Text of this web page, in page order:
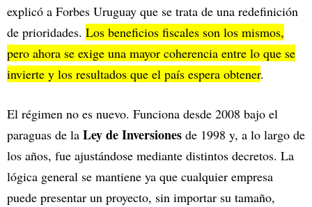
explicó a Forbes Uruguay que se trata de una redefinición
de prioridades. Los beneficios fiscales son los mismos,
pero ahora se exige una mayor coherencia entre lo que se
invierte y los resultados que el país espera obtener.
El régimen no es nuevo. Funciona desde 2008 bajo el
paraguas de la Ley de Inversiones de 1998 y, a lo largo de
los años, fue ajustándose mediante distintos decretos. La
lógica general se mantiene ya que cualquier empresa
puede presentar un proyecto, sin importar su tamaño,